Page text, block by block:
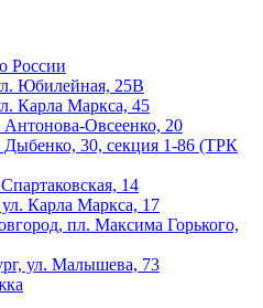
России
Юбилейная, 25В
Карла Маркса, 45
Антонова-Овсеенко, 20
Дыбенко, 30, секция 1-86 (ТРК
14
Карла Маркса, 17
пл. Максима Горького,
ул. Малышева, 73